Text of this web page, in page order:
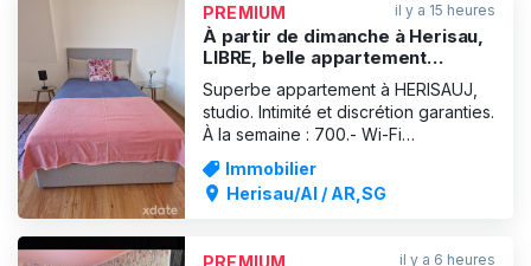
PREMIUM il y a 15 heures
À partir de dimanche à Herisau,
LIBRE, belle appartement
érotique, seule !
Superbe appartement à HERISAUJ,
studio. Intimité et discrétion garanties.
À la semaine : 700.- Wi-Fi
Renseignements : 079 787 53 74
Immobilier
Herisau/AI / AR,SG
il y a 6 heures